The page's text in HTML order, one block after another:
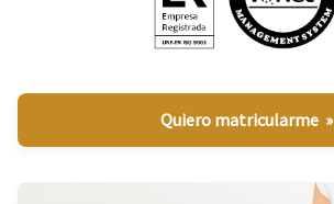
Quiero matricularme »